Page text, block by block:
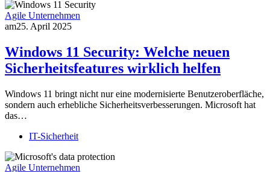
Agile Unternehmen
am25. April 2025
Windows 11 Security: Welche neuen
Sicherheitsfeatures wirklich helfen
Windows 11 bringt nicht nur eine modernisierte Benutzeroberfläche,
sondern auch erhebliche Sicherheitsverbesserungen. Microsoft hat
das…
IT-Sicherheit
Agile Unternehmen